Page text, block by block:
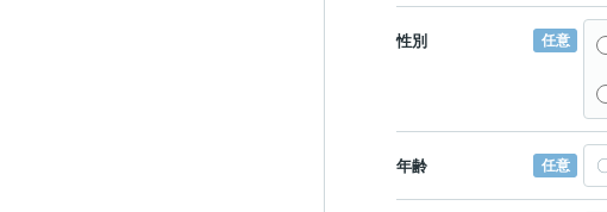
性別 任意
年齢 任意